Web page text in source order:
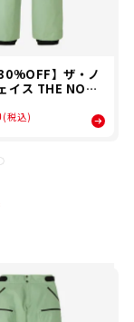
】ザ・ノ
イス THE NORT
ウェア パンツ レ
ライド パンツ LAY
レディース ユ
(税込)